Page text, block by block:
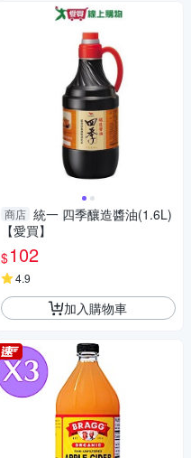
商店 統一 四季釀造醬油(1.6L)
【愛買】
$102
4.9
加入購物車